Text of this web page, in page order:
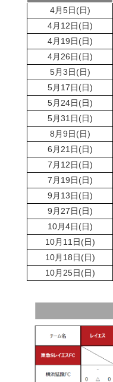
4月5日(日)
4月12日(日)
4月19日(日)
4月26日(日)
5月3日(日)
5月17日(日)
5月24日(日)
5月31日(日)
8月9日(日)
6月21日(日)
7月12日(日)
7月19日(日)
9月13日(日)
9月27日(日)
10月4日(日)
10月11日(日)
10月18日(日)
10月25日(日)